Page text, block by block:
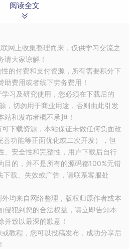
打开项目后，我们可以在右侧的
-> Tasks ->compose desktop ->
packageDmg 任务，把当前的应用
阅读全文
网上收集整理而来，仅供学习交流之
请大家谅解！
的付费和支付资源，所有需要积分下
费用或者线下劳务费用！
习及研究使用，您必须在下载后的
，切勿用于商业用途，否则由此引发
站和发布者概不承担！
下载资源，本站保证未做任何负面改
功能等正面优化或二次开发），但
、安全性和完整性，用户下载后自行
目的，并不是所有的源码都100%无错
载、失效或广告，请联系客服处
均来自网络整理，版权归原作者或本
侵犯到您的合法权益，请立即告知本
并致以最深的歉意！
教程，您可以投稿发布，成功分享后